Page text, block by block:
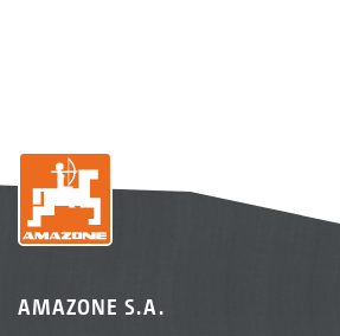
AMAZONE S.A.